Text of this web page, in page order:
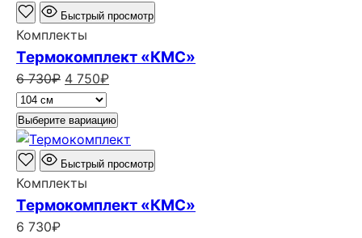
730₽.
Быстрый просмотр
Комплекты
Термокомплект «КМС»
6 730₽ Первоначальная
цена
составляла
6
730₽.
4 750₽Текущая
4
750₽.
Выберите вариацию
Быстрый просмотр
Комплекты
Термокомплект «КМС»
6 730₽